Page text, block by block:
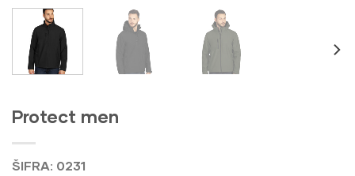
Protect men
ŠIFRA: 0231